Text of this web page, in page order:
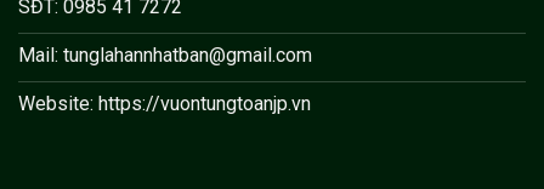
SĐT: 0985 41 7272
Mail: tunglahannhatban@gmail.com
Website: https://vuontungtoanjp.vn